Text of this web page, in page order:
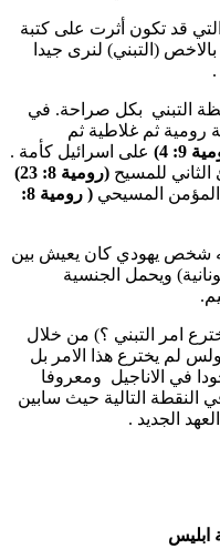
قد تكون أثرت على كتبة
(التبني) لنرى جيدا
التبني بكل صراحة. في
رومية ثم غلاطية ثم
9: 4)
على اسرائيل كأمة .
للمسيح (رومية 8: 23)
المسيحي
( رومية 8:
شخص يهودي كان يعيش بين
ويحمل الجنسية
امر التبني ؟) من خلال
لم يخترع هذا الامر بل
في الاناجيل ومعروفا
التالية حيث سابين
الجديد .
ابليس